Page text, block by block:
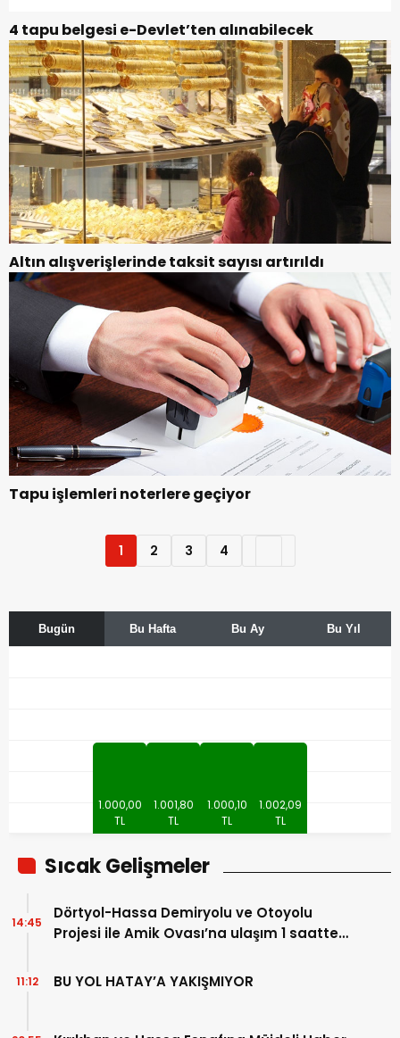
4 tapu belgesi e-Devlet’ten alınabilecek
Altın alışverişlerinde taksit sayısı artırıldı
Tapu işlemleri noterlere geçiyor
1 2 3 4
Bugün Bu Hafta Bu Ay Bu Yıl
1.000,00
TL
1.001,80
TL
1.000,10
TL
1.002,09
TL
Sıcak Gelişmeler
Dörtyol-Hassa Demiryolu ve Otoyolu
Projesi ile Amik Ovası’na ulaşım 1 saatten
14:45
BU YOL HATAY’A YAKIŞMIYOR
11:12